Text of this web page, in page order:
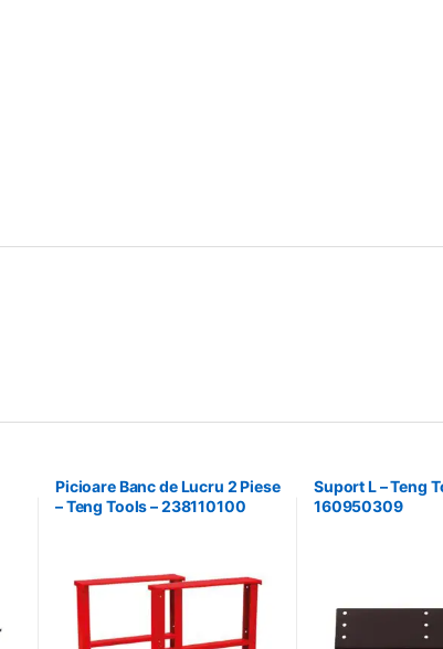
Picioare Banc de Lucru 2 Piese
– Teng Tools – 238110100
Suport L – Teng
160950309